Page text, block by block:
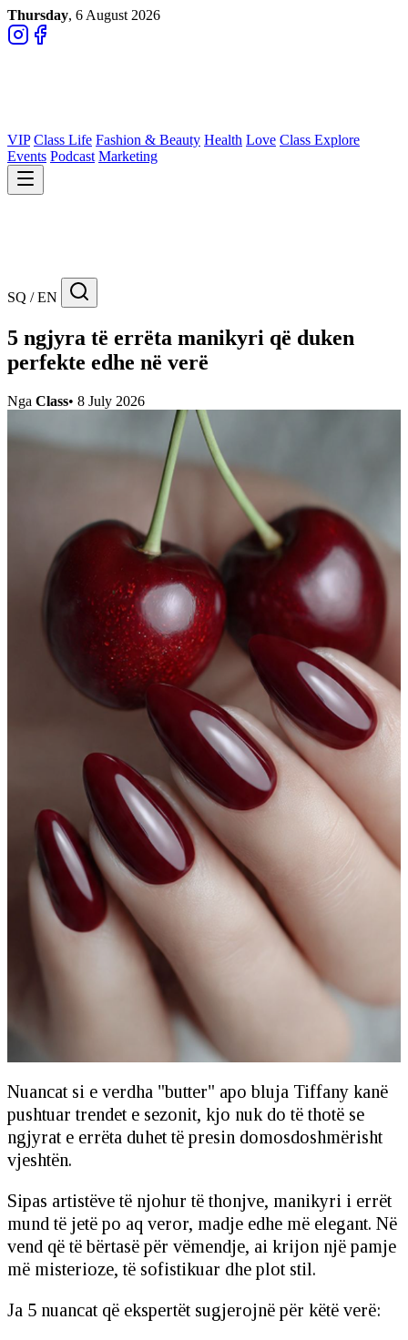
Thursday, 6 August 2026
VIP Class Life Fashion & Beauty Health Love Class Explore
Events Podcast Marketing
SQ / EN
5 ngjyra të errëta manikyri që duken
perfekte edhe në verë
Nga Class• 8 July 2026
Nuancat si e verdha "butter" apo bluja Tiffany kanë
pushtuar trendet e sezonit, kjo nuk do të thotë se
ngjyrat e errëta duhet të presin domosdoshmërisht
vjeshtën.
Sipas artistëve të njohur të thonjve, manikyri i errët
mund të jetë po aq veror, madje edhe më elegant. Në
vend që të bërtasë për vëmendje, ai krijon një pamje
më misterioze, të sofistikuar dhe plot stil.
Ja 5 nuancat që ekspertët sugjerojnë për këtë verë: